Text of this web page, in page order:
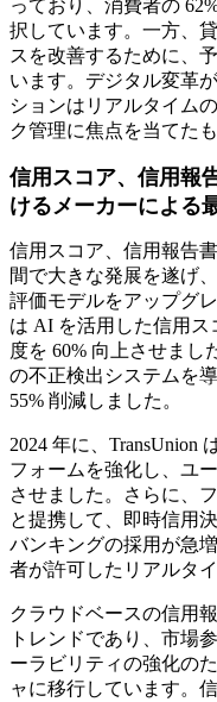
っており、消費者の
択しています。一方、
スを改善するために、
います。デジタル変革
ションはリアルタイム
ク管理に焦点を当てた
信用スコア、信用報
けるメーカーによる
信用スコア、信用報告
間で大きな発展を遂げ
評価モデルをアップグ
は AI を活用した信用
度を 60% 向上させまし
の不正検出システムを
55% 削減しました。
2024 年に、TransUnion
フォームを強化し、ユ
させました。さらに、
と提携して、即時信用
バンキングの採用が急
者が許可したリアルタ
クラウドベースの信用
トレンドであり、市場
ーラビリティの強化の
ャに移行しています。